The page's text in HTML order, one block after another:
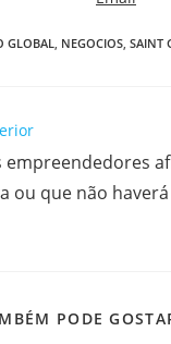
GLOBAL NEGOCIOS SAINT
ou que não
PODE